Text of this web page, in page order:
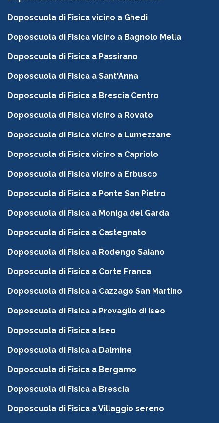
Doposcuola di Fisica vicino a Ghedi
Doposcuola di Fisica vicino a Bagnolo Mella
Doposcuola di Fisica a Passirano
Doposcuola di Fisica a Sant'Anna
Doposcuola di Fisica a Brescia Centro
Doposcuola di Fisica vicino a Rovato
Doposcuola di Fisica vicino a Lumezzane
Doposcuola di Fisica vicino a Capriolo
Doposcuola di Fisica vicino a Erbusco
Doposcuola di Fisica a Ponte San Pietro
Doposcuola di Fisica a Moniga del Garda
Doposcuola di Fisica a Castegnato
Doposcuola di Fisica a Rodengo Saiano
Doposcuola di Fisica a Corte Franca
Doposcuola di Fisica a Cazzago San Martino
Doposcuola di Fisica a Provaglio di Iseo
Doposcuola di Fisica a Iseo
Doposcuola di Fisica a Dalmine
Doposcuola di Fisica a Bergamo
Doposcuola di Fisica a Brescia
Doposcuola di Fisica a Villaggio sereno